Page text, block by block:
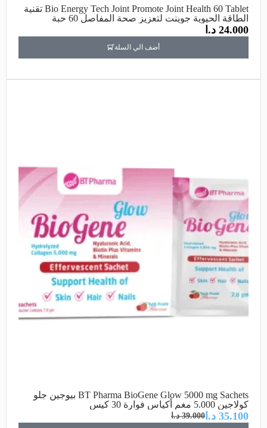
Bio Energy Tech Joint Promote Joint Health 60 Tablet تقنية
الطاقة الحيوية جوينت لتعزيز صحة المفاصل 60 حبة
24.000 د.ا
أضف الي السلة
BT Pharma BioGene Glow 5000 mg Sachets بيوجين جلو
كولاجين 5.000 مغم أكياس فوارة 30 كيس
39.000 د.ا 35.100 د.ا